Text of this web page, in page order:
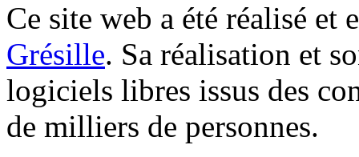
Ce site web a été réalisé et
Grésille. Sa réalisation et
logiciels libres issus des
de milliers de personnes.